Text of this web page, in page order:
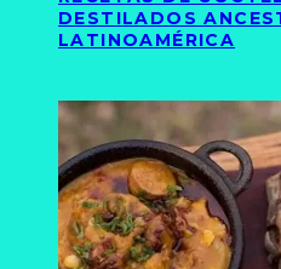
DESTILADOS
LATINOAMÉRICA